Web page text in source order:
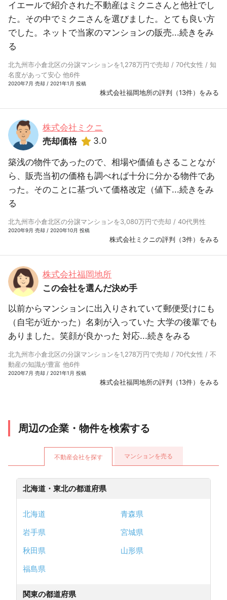
イエールで紹介された不動産はミクニさんと他社でし
た。その中でミクニさんを選びました。とても良い方
でした。ネットで当家のマンションの販売...続きをみ
る
北九州市小倉北区の分譲マンションを1,278万円で売却 / 70代女性 / 知
名度があって安心 他6件
2020年7月 売却 / 2021年1月 投稿
株式会社福岡地所の評判（13件）をみる
株式会社ミクニ
売却価格
3.0
築浅の物件であったので、相場や価値もさることなが
ら、販売当初の価格も調べれば十分に分かる物件であ
った。そのことに基づいて価格改定（値下...続きをみ
る
北九州市小倉北区の分譲マンションを3,080万円で売却 / 40代男性
2020年9月 売却 / 2020年10月 投稿
株式会社ミクニの評判（3件）をみる
株式会社福岡地所
この会社を選んだ決め手
以前からマンションに出入りされていて郵便受けにも
（自宅が近かった）名刺が入っていた 大学の後輩でも
ありました。笑顔が良かった 対応...続きをみる
北九州市小倉北区の分譲マンションを1,278万円で売却 / 70代女性 / 不
動産の知識が豊富 他6件
2020年7月 売却 / 2021年1月 投稿
株式会社福岡地所の評判（13件）をみる
周辺の企業・物件を検索する
不動産会社を探す マンションを売る
北海道・東北の都道府県
北海道
青森県
岩手県
宮城県
秋田県
山形県
福島県
関東の都道府県